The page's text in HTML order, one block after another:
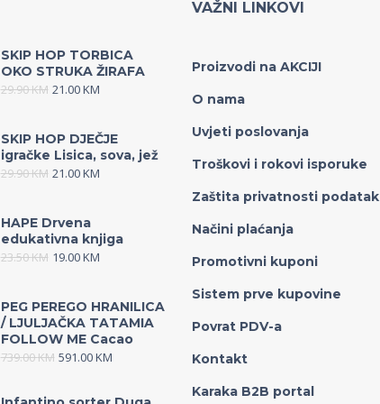
SKIP HOP TORBICA
OKO STRUKA ŽIRAFA
29.90KM 21.00KM
SKIP HOP DJEČJE
igračke Lisica, sova, jež
29.90KM 21.00KM
HAPE Drvena
edukativna knjiga
23.50KM 19.00KM
PEG PEREGO HRANILICA
/ LJULJAČKA TATAMIA
FOLLOW ME Cacao
739.00KM 591.00KM
VAŽNI LINKOVI
Proizvodi na AKCIJI
O nama
Uvjeti poslovanja
Troškovi i rokovi isporuke
Zaštita privatnosti
Načini plaćanja
Promotivni kuponi
Sistem prve kupovine
Povrat PDV-a
Kontakt
Karaka B2B portal